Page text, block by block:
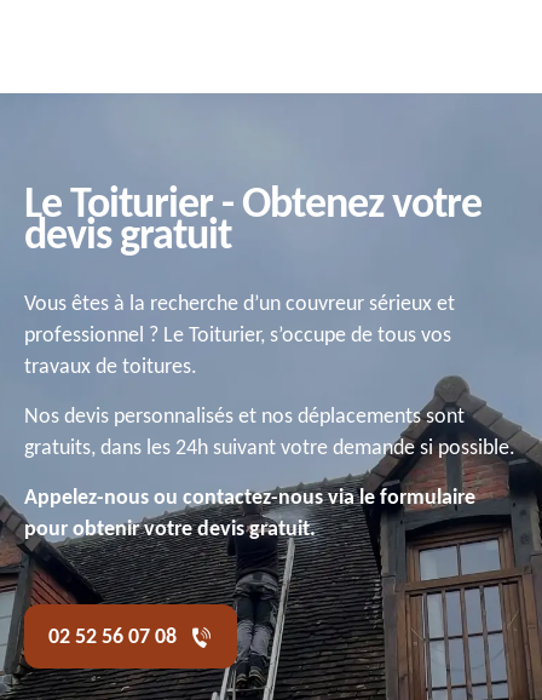
Le Toiturier - Obtenez votre
devis gratuit
Vous êtes à la recherche d’un couvreur sérieux et
professionnel ? Le Toiturier, s’occupe de tous vos
travaux de toitures.
Nos devis personnalisés et nos déplacements sont
gratuits, dans les 24h suivant votre demande si possible.
Appelez-nous ou contactez-nous via le formulaire
pour obtenir votre devis gratuit.
02 52 56 07 08